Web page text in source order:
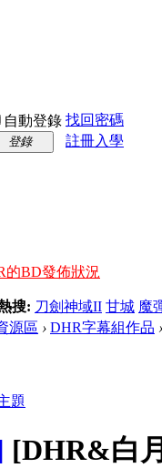
自動登錄 找回密碼
登錄
註冊入學
的BD發佈狀況
搜: 刀劍神域II 甘城 魔
源區 › DHR字幕組作品 ›
[DHR&白